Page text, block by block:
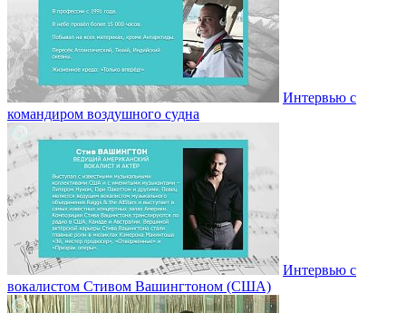
Интервью с
командиром воздушного судна
Интервью с
вокалистом Стивом Вашингтоном (США)